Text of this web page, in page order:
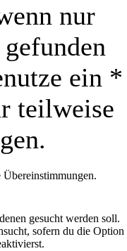
nur
ein *
teilweise
gesucht werden soll.
sofern du die Option